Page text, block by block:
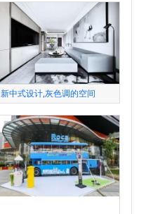
新中式设计,灰色调的空间